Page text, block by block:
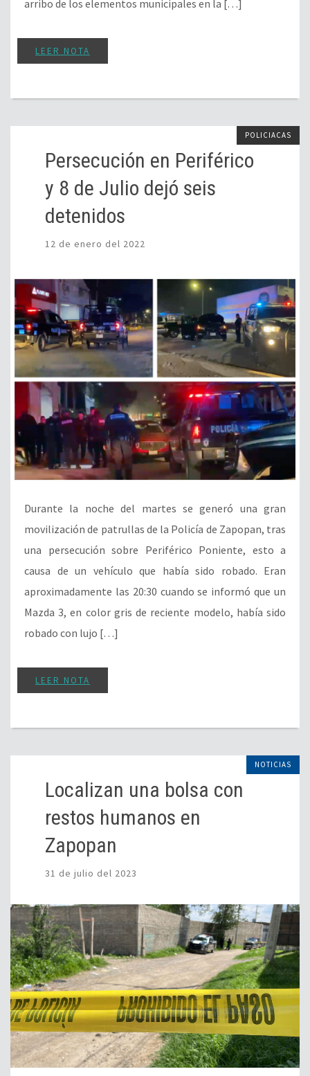
arribo de los elementos municipales en la […]
LEER NOTA
POLICIACAS
Persecución en Periférico
y 8 de Julio dejó seis
detenidos
12 de enero del 2022
Durante la noche del martes se generó una gran
movilización de patrullas de la Policía de Zapopan, tras
una persecución sobre Periférico Poniente, esto a
causa de un vehículo que había sido robado. Eran
aproximadamente las 20:30 cuando se informó que un
Mazda 3, en color gris de reciente modelo, había sido
robado con lujo […]
LEER NOTA
NOTICIAS
Localizan una bolsa con
restos humanos en
Zapopan
31 de julio del 2023